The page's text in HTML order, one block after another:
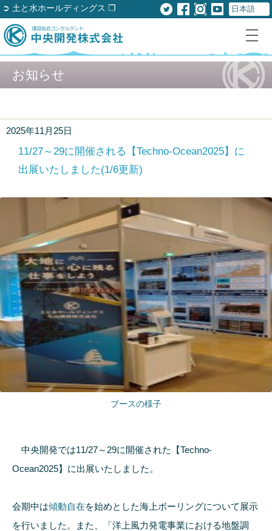
➲ 土と水ホールディングス ❐
お知らせ
2025年11月25日
11/27～29に開催される【Techno-Ocean2025】に
出展いたしました(1/6更新)
ブースの様子
中央開発では11/27～29に開催された【Techno-
Ocean2025】に出展いたしました。
会期中は傾動自在を始めとした海上ボーリングについて展示
を行いました。また、「洋上風力発電事業における地盤調